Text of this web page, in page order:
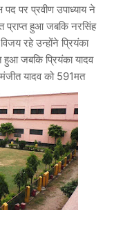
पद पर प्रवीण उपाध्याय ने
प्राप्त हुआ जबकि नरसिंह
रहे उन्होंने प्रियंका
जबकि प्रियंका यादव
यादव को 591मत